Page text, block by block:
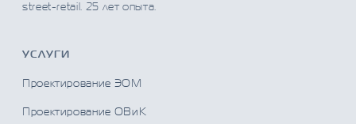
street-retail. 25 лет опыта.
УСЛУГИ
Проектирование ЭОМ
Проектирование ОВиК